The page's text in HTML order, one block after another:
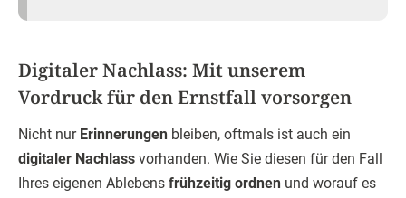
Digitaler Nachlass: Mit unserem
Vordruck für den Ernstfall vorsorgen
Nicht nur Erinnerungen bleiben, oftmals ist auch ein
digitaler Nachlass vorhanden. Wie Sie diesen für den Fall
Ihres eigenen Ablebens frühzeitig ordnen und worauf es